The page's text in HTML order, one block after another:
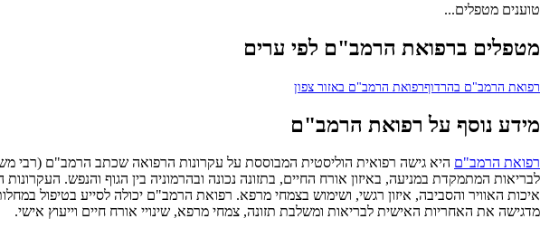
טוענים מטפלים...
מטפלים ברפואת הרמב"ם לפי ערים
רפואת הרמב"ם בהרדוףרפואת הרמב"ם באזור צפון
מידע נוסף על רפואת הרמב"ם
רפואת הרמב"ם
לבריאות המתמקדת במניעה, באיזון אורח החיים, בתזונה נכונה ובהרמוניה בין הגוף והנפש.
איכות האוויר והסביבה, איזון רגשי, ושימוש בצמחי מרפא. רפואת הרמב"ם יכולה לסייע בטיפול
מדגישה את האחריות האישית לבריאות ומשלבת תזונה, צמחי מרפא, שינויי אורח חיים וייעוץ אישי.